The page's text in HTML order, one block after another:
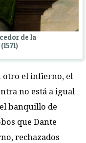
de la
otro el infierno, el
no está a igual
banquillo de
que Dante
rechazados